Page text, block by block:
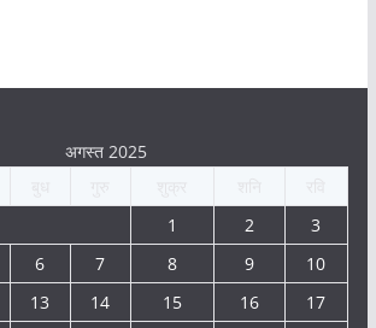
अगस्त 2025
1
2
3
6 7 8 9
10
13 14 15 16
17